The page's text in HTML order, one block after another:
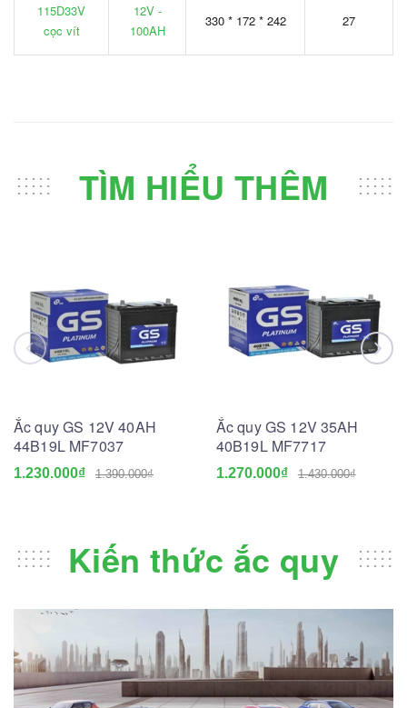
115D33V
cọc vít
12V -
100AH
330 * 172 * 242 27
TÌM HIỂU THÊM
Ắc quy GS 12V 40AH
44B19L MF7037
1.230.000₫ 1.390.000₫
Ắc quy GS 12V 35AH
40B19L MF7717
1.270.000₫ 1.430.000₫
Kiến thức ắc quy